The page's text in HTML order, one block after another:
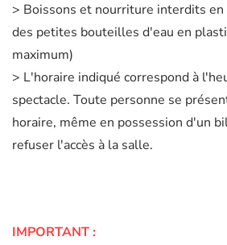
> Boissons et nourriture interdits
des petites bouteilles d'eau en
maximum)
> L'horaire indiqué correspond à
spectacle. Toute personne se
horaire, même en possession d'un
refuser l'accès à la salle.
IMPORTANT :